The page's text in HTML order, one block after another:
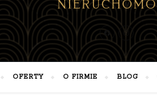
OFERTY O FIRMIE BLOG